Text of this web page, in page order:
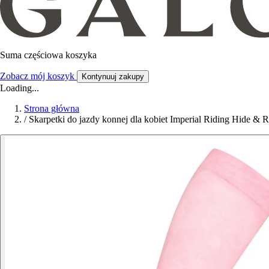
Suma częściowa koszyka
Zobacz mój koszyk Kontynuuj zakupy
Loading...
Strona główna
/ Skarpetki do jazdy konnej dla kobiet Imperial Riding Hide &